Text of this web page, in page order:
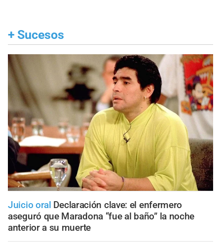
+ Sucesos
Juicio oral Declaración clave: el enfermero
aseguró que Maradona “fue al baño” la noche
anterior a su muerte